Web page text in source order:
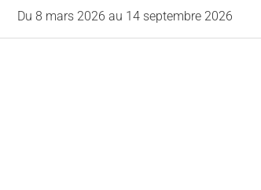
Du 8 mars 2026 au 14 septembre 2026